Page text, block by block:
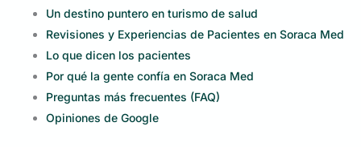
Un destino puntero en turismo de salud
Revisiones y Experiencias de Pacientes en Soraca Med
Lo que dicen los pacientes
Por qué la gente confía en Soraca Med
Preguntas más frecuentes (FAQ)
Opiniones de Google